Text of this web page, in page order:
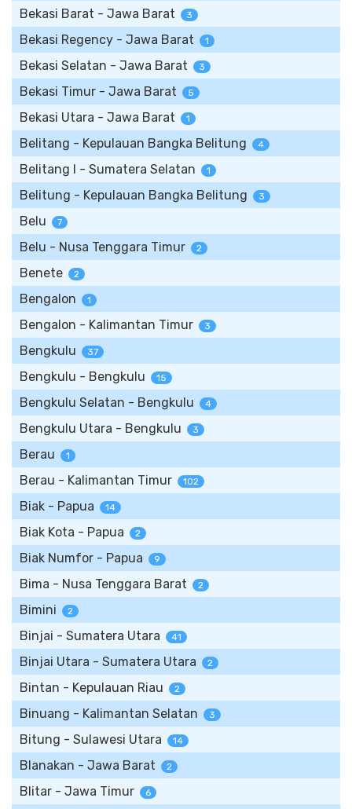
Bekasi Barat - Jawa Barat 3
Bekasi Regency - Jawa Barat 1
Bekasi Selatan - Jawa Barat 3
Bekasi Timur - Jawa Barat 5
Bekasi Utara - Jawa Barat 1
Belitang - Kepulauan Bangka Belitung 4
Belitang I - Sumatera Selatan 1
Belitung - Kepulauan Bangka Belitung 3
Belu 7
Belu - Nusa Tenggara Timur 2
Benete 2
Bengalon 1
Bengalon - Kalimantan Timur 3
Bengkulu 37
Bengkulu - Bengkulu 15
Bengkulu Selatan - Bengkulu 4
Bengkulu Utara - Bengkulu 3
Berau 1
Berau - Kalimantan Timur 102
Biak - Papua 14
Biak Kota - Papua 2
Biak Numfor - Papua 9
Bima - Nusa Tenggara Barat 2
Bimini 2
Binjai - Sumatera Utara 41
Binjai Utara - Sumatera Utara 2
Bintan - Kepulauan Riau 2
Binuang - Kalimantan Selatan 3
Bitung - Sulawesi Utara 14
Blanakan - Jawa Barat 2
Blitar - Jawa Timur 6